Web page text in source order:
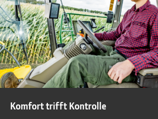
Komfort trifft Kontrolle